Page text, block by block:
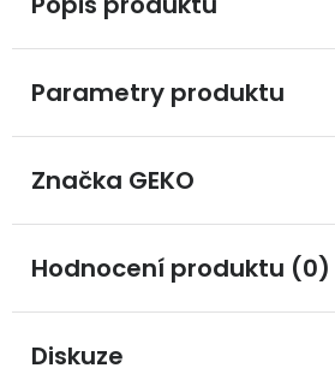
Parametry produktu
Značka GEKO
Hodnocení produktu (0)
Diskuze